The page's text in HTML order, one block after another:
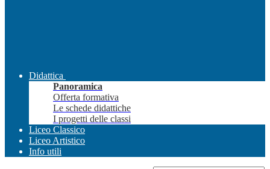
Didattica
Panoramica
Offerta formativa
Le schede didattiche
I progetti delle classi
Liceo Classico
Liceo Artistico
Info utili